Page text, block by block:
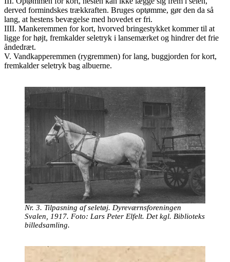
derved formindskes trækkraften. Bruges optømme, gør den da så
lang, at hestens bevægelse med hovedet er fri.
IIII. Mankeremmen for kort, hvorved bringestykket kommer til at
ligge for højt, fremkalder seletryk i lansemærket og hindrer det frie
åndedræt.
V. Vandkapperemmen (rygremmen) for lang, buggjorden for kort,
fremkalder seletryk bag albuerne.
Nr. 3. Tilpasning af seletøj. Dyreværnsforeningen
Svalen, 1917. Foto: Lars Peter Elfelt. Det kgl. Biblioteks
billedsamling.